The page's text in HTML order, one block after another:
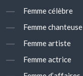
Femme célèbre
Femme chanteuse
Femme artiste
Femme actrice